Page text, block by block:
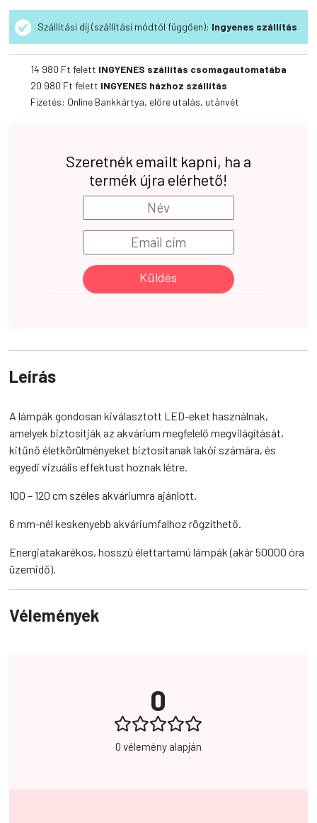
Szállítási díj (szállítási módtól függően): Ingyenes szállítás
14 980 Ft felett INGYENES szállítás csomagautomatába
20 980 Ft felett INGYENES házhoz szállítás
Fizetés: Online Bankkártya, előre utalás, utánvét
Szeretnék emailt kapni, ha a
termék újra elérhető!
Küldés
Leírás
A lámpák gondosan kiválasztott LED-eket használnak,
amelyek biztosítják az akvárium megfelelő megvilágítását,
kitűnő életkörülményeket biztosítanak lakói számára, és
egyedi vizuális effektust hoznak létre.
100 – 120 cm széles akváriumra ajánlott.
6 mm-nél keskenyebb akváriumfalhoz rögzíthető.
Energiatakarékos, hosszú élettartamú lámpák (akár 50000 óra
üzemidő).
Vélemények
0
0 vélemény alapján